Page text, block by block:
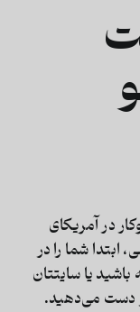
در آمریکای
شما را در
یا سایتتان
دست می‌دهید.